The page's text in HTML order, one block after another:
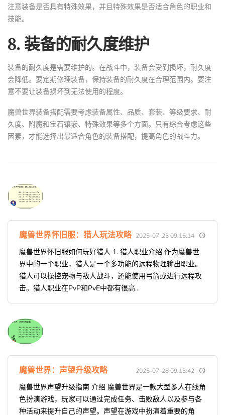
注意装备是否具有特殊效果，并且特殊效果是否适合角色的职业和
技能。
8. 装备的耐久度维护
装备的耐久度是需要维护的。在战斗中，装备会受到损坏，耐久度
会降低。要定期修理装备，保持装备的耐久度在合理范围内。要注
意不要让装备损坏到无法使用的程度。
魔兽世界装备搭配需要考虑装备属性、品质、套装、等级要求、耐
久度、附魔和宝石镶嵌、特殊效果等多个方面。只有综合考虑这些
因素，才能选择出最适合角色的装备搭配，提高角色的战斗力。
魔兽世界怀旧服：猎人玩法攻略 2025-07-23 09:16:14
魔兽世界怀旧服如何玩好猎人 1. 猎人职业介绍 作为魔兽世
界中的一个职业，猎人是一个多功能的远程物理输出职业。
猎人可以操控宠物与敌人战斗，还能使用弓箭或进行远程攻
击。猎人职业在PvP和PvE中都有很高...
魔兽世界：声望升级攻略 2025-07-28 09:13:42
魔兽世界声望升级指南 介绍 魔兽世界是一款大型多人在线角
色扮演游戏，玩家可以通过完成任务、击败敌人以及参与各
种活动来提升自己的声望。声望在游戏中扮演着重要的角